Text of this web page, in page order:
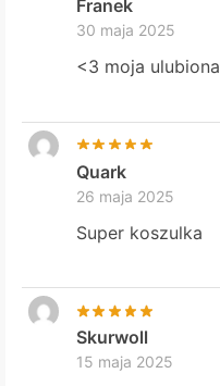
Franek
30 maja 2025
<3 moja ulubiona
Quark
26 maja 2025
Super koszulka
Skurwoll
15 maja 2025